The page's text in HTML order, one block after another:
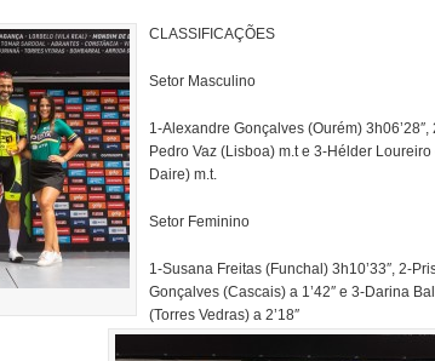
CLASSIFICAÇÕES
Setor Masculino
1-Alexandre Gonçalves (Ourém) 3h06’28″,
Pedro Vaz (Lisboa) m.t e 3-Hélder Loureiro
Daire) m.t.
Setor Feminino
1-Susana Freitas (Funchal) 3h10’33″, 2-
Gonçalves (Cascais) a 1’42″ e 3-Darina
(Torres Vedras) a 2’18″